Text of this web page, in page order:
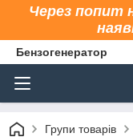
Через попит
Бензогенератор
Групи товарів